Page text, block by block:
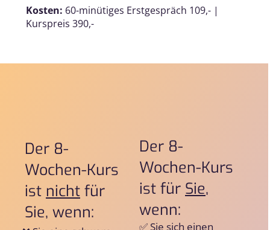
Kosten: 60-minütiges Erstgespräch 109,- |
Kurspreis 390,-
Der 8-
Wochen-Kurs
ist nicht für
Sie, wenn:
Der 8-
Wochen-Kurs
ist für Sie,
wenn:
✅ Sie sich einen